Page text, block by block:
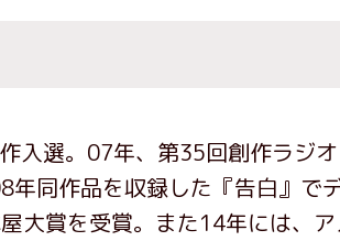
入選。07年、第35回創作ラジ
同作品を収録した『告白』で
大賞を受賞。また14年には、